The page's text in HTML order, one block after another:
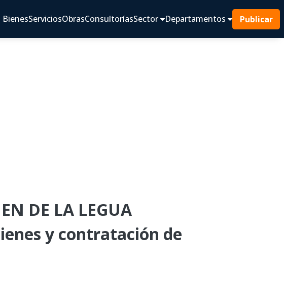
BienesServiciosObrasConsultoríasSector Departamentos Publicar
DE LA LEGUA
y contratación de